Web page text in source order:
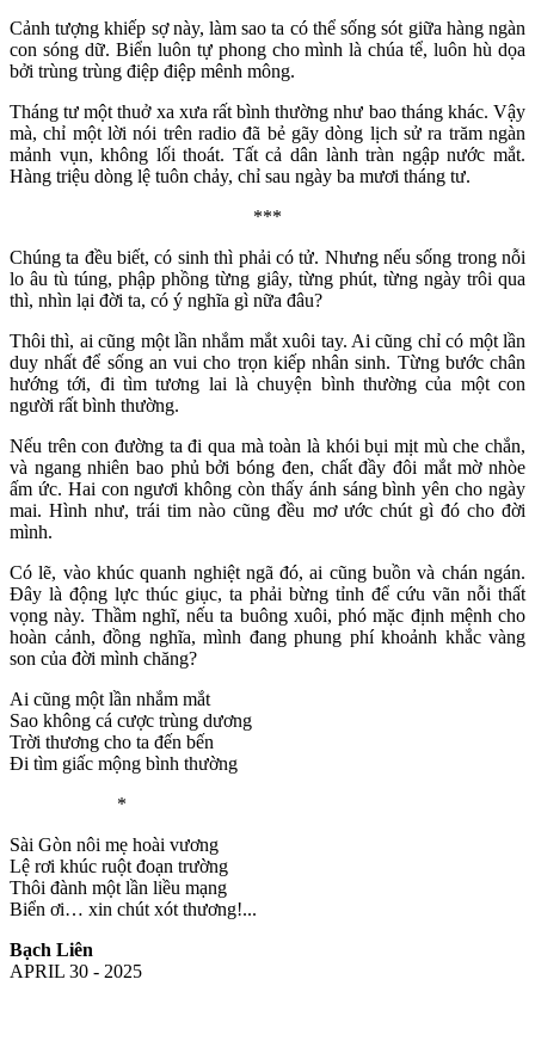
Cảnh tượng khiếp sợ này, làm sao ta có thể sống sót giữa hàng ngàn
con sóng dữ. Biển luôn tự phong cho mình là chúa tể, luôn hù dọa
bởi trùng trùng điệp điệp mênh mông.
Tháng tư một thuở xa xưa rất bình thường như bao tháng khác. Vậy
mà, chỉ một lời nói trên radio đã bẻ gãy dòng lịch sử ra trăm ngàn
mảnh vụn, không lối thoát. Tất cả dân lành tràn ngập nước mắt.
Hàng triệu dòng lệ tuôn chảy, chỉ sau ngày ba mươi tháng tư.
***
Chúng ta đều biết, có sinh thì phải có tử. Nhưng nếu sống trong nỗi
lo âu tù túng, phập phồng từng giây, từng phút, từng ngày trôi qua
thì, nhìn lại đời ta, có ý nghĩa gì nữa đâu?
Thôi thì, ai cũng một lần nhắm mắt xuôi tay. Ai cũng chỉ có một lần
duy nhất để sống an vui cho trọn kiếp nhân sinh. Từng bước chân
hướng tới, đi tìm tương lai là chuyện bình thường của một con
người rất bình thường.
Nếu trên con đường ta đi qua mà toàn là khói bụi mịt mù che chắn,
và ngang nhiên bao phủ bởi bóng đen, chất đầy đôi mắt mờ nhòe
ấm ức. Hai con ngươi không còn thấy ánh sáng bình yên cho ngày
mai. Hình như, trái tim nào cũng đều mơ ước chút gì đó cho đời
mình.
Có lẽ, vào khúc quanh nghiệt ngã đó, ai cũng buồn và chán ngán.
Đây là động lực thúc giục, ta phải bừng tỉnh để cứu vãn nỗi thất
vọng này. Thầm nghĩ, nếu ta buông xuôi, phó mặc định mệnh cho
hoàn cảnh, đồng nghĩa, mình đang phung phí khoảnh khắc vàng
son của đời mình chăng?
Ai cũng một lần nhắm mắt
Sao không cá cược trùng dương
Trời thương cho ta đến bến
Đi tìm giấc mộng bình thường
*
Sài Gòn nôi mẹ hoài vương
Lệ rơi khúc ruột đoạn trường
Thôi đành một lần liều mạng
Biển ơi… xin chút xót thương!...
Bạch Liên
APRIL 30 - 2025